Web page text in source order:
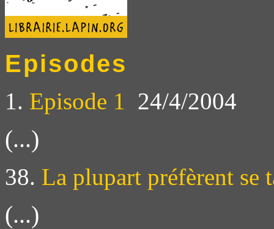
Episodes
1. Episode 1 24/4/2004
(...)
38. La plupart préfèrent se
(...)